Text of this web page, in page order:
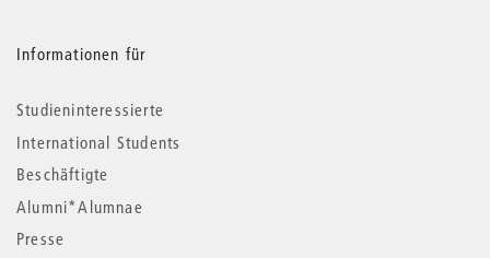
Informationen für
Studieninteressierte
International Students
Beschäftigte
Alumni*Alumnae
Presse